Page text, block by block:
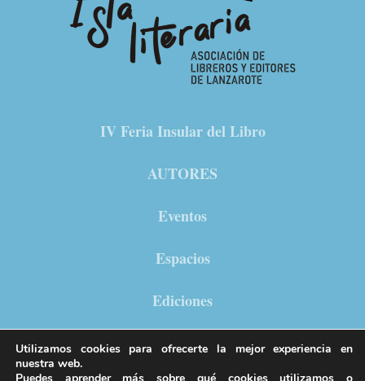
IV Feria Insular del Libro
AUTORES
Eventos
Espacios
Ediciones
Noticias
Utilizamos cookies para ofrecerte la mejor experiencia en
nuestra web.